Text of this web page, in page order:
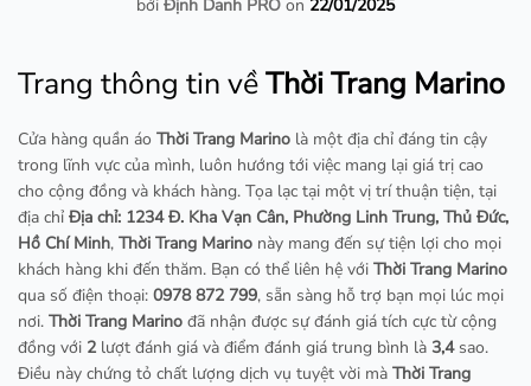
bởi Định Danh PRO on 22/01/2025
Trang thông tin vềThời Trang Marino
Cửa hàng quần áo Thời Trang Marino là một địa chỉ đáng tin cậy
trong lĩnh vực của mình, luôn hướng tới việc mang lại giá trị cao
cho cộng đồng và khách hàng. Tọa lạc tại một vị trí thuận tiện, tại
địa chỉ Địa chỉ: 1234 Đ. Kha Vạn Cân, Phường Linh Trung, Thủ Đức,
Hồ Chí Minh, Thời Trang Marino này mang đến sự tiện lợi cho mọi
khách hàng khi đến thăm. Bạn có thể liên hệ với Thời Trang Marino
qua số điện thoại: 0978 872 799, sẵn sàng hỗ trợ bạn mọi lúc mọi
nơi. Thời Trang Marino đã nhận được sự đánh giá tích cực từ cộng
đồng với 2 lượt đánh giá và điểm đánh giá trung bình là 3,4sao.
Điều này chứng tỏ chất lượng dịch vụ tuyệt vời mà Thời Trang